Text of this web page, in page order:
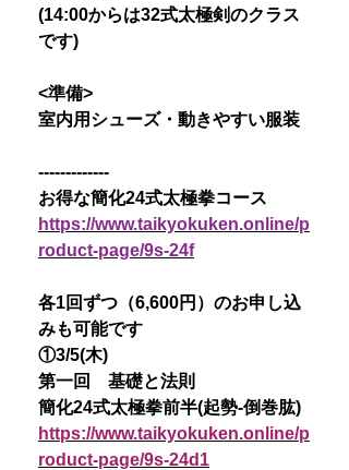
(14:00からは32式太極剣のクラス
です)
<準備>
室内用シューズ・動きやすい服装
-------------
お得な簡化24式太極拳コース
https://www.taikyokuken.online/p
roduct-page/9s-24f
各1回ずつ（6,600円）のお申し込
みも可能です
①3/5(木)
第一回 基礎と法則
簡化24式太極拳前半(起勢-倒巻肱)
https://www.taikyokuken.online/p
roduct-page/9s-24d1